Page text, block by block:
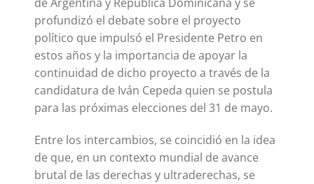
profundizó el debate sobre el proyecto
político que impulsó el Presidente Petro en
estos años y la importancia de apoyar la
continuidad de dicho proyecto a través de la
candidatura de Iván Cepeda quien se postula
para las próximas elecciones del 31 de mayo.
Entre los intercambios, se coincidió en la idea
de que, en un contexto mundial de avance
brutal de las derechas y ultraderechas, se